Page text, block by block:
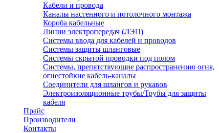
Кабели и провода
Каналы настенного и потолочного монтажа
Короба кабельные
Линии электропередач (ЛЭП)
Системы ввода для кабелей и проводов
Системы защиты шланговые
Системы скрытой проводки под полом
Системы, препятствующие распространению огня,
огнестойкие кабель-каналы
Соединители для шлангов и рукавов
Электроизоляционные трубы/Трубы для защиты
кабеля
Прайс
Производители
Контакты